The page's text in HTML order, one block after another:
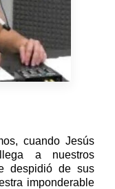
cuando Jesús
a nuestros
despidió de sus
imponderable